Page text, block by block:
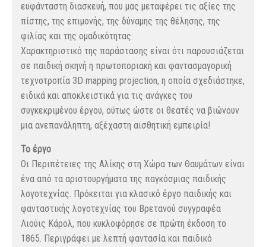
ευφάνταστη διασκευή, που μας μεταφέρει τις αξίες της
πίστης, της επιμονής, της δύναμης της θέλησης, της
φιλίας και της ομαδικότητας.
Χαρακτηριστικό της παράστασης είναι ότι παρουσιάζεται
σε παιδική σκηνή η πρωτοποριακή και φαντασμαγορική
τεχνοτροπία 3D mapping projection, η οποία σχεδιάστηκε,
ειδικά και αποκλειστικά για τις ανάγκες του
συγκεκριμένου έργου, ούτως ώστε οι θεατές να βιώνουν
μια ανεπανάληπτη, αξέχαστη αισθητική εμπειρία!
Το έργο
Οι Περιπέτειες της Αλίκης στη Χώρα των Θαυμάτων είναι
ένα από τα αριστουργήματα της παγκόσμιας παιδικής
λογοτεχνίας. Πρόκειται για κλασικό έργο παιδικής και
φανταστικής λογοτεχνίας του Βρετανού συγγραφέα
Λιούις Κάρολ, που κυκλοφόρησε σε πρώτη έκδοση το
1865. Περιγράφει με λεπτή φαντασία και παιδικό